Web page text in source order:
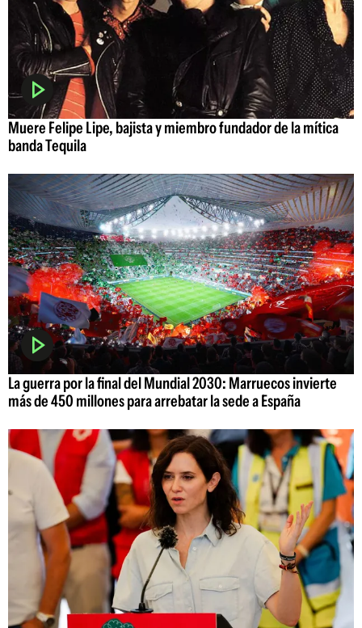
Muere Felipe Lipe, bajista y miembro fundador de la mítica
banda Tequila
La guerra por la final del Mundial 2030: Marruecos invierte
más de 450 millones para arrebatar la sede a España